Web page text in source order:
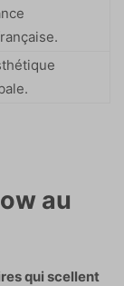
au
qui scellent